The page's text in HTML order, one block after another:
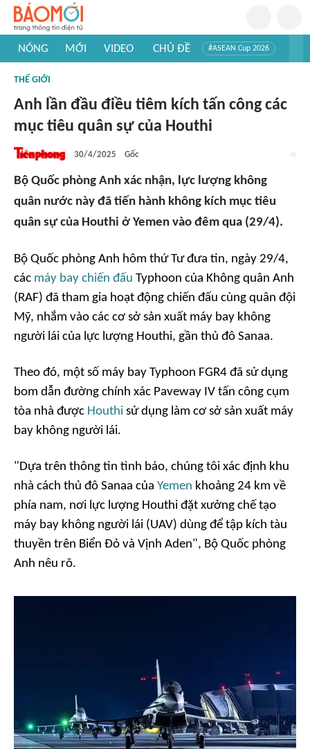
NÓNG MỚI VIDEO CHỦ ĐỀ #ASEAN Cup 2026
#Khám phá Việt Nam
THẾ GIỚI
Anh lần đầu điều tiêm kích tấn công các
mục tiêu quân sự của Houthi
30/4/2025 Gốc
Bộ Quốc phòng Anh xác nhận, lực lượng không
quân nước này đã tiến hành không kích mục tiêu
quân sự của Houthi ở Yemen vào đêm qua (29/4).
Bộ Quốc phòng Anh hôm thứ Tư đưa tin, ngày 29/4,
các máy bay chiến đấu Typhoon của Không quân Anh
(RAF) đã tham gia hoạt động chiến đấu cùng quân đội
Mỹ, nhắm vào các cơ sở sản xuất máy bay không
người lái của lực lượng Houthi, gần thủ đô Sanaa.
Theo đó, một số máy bay Typhoon FGR4 đã sử dụng
bom dẫn đường chính xác Paveway IV tấn công cụm
tòa nhà được Houthi sử dụng làm cơ sở sản xuất máy
bay không người lái.
"Dựa trên thông tin tình báo, chúng tôi xác định khu
nhà cách thủ đô Sanaa của Yemen khoảng 24 km về
phía nam, nơi lực lượng Houthi đặt xưởng chế tạo
máy bay không người lái (UAV) dùng để tập kích tàu
thuyền trên Biển Đỏ và Vịnh Aden", Bộ Quốc phòng
Anh nêu rõ.